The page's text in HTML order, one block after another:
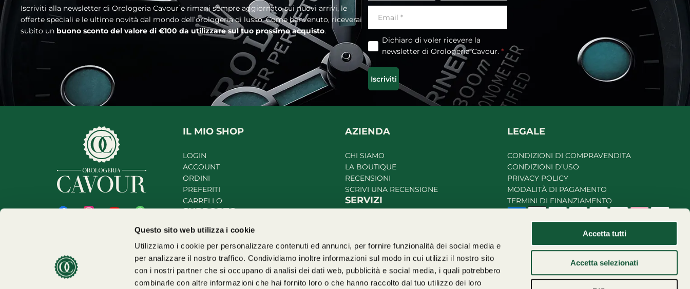
Questo sito web utilizza i cookie
Utilizziamo i cookie per personalizzare contenuti ed annunci, per fornire funzionalità dei social media e
per analizzare il nostro traffico. Condividiamo inoltre informazioni sul modo in cui utilizzi il nostro sito
con i nostri partner che si occupano di analisi dei dati web, pubblicità e social media, i quali potrebbero
combinarle con altre informazioni che hai fornito loro o che hanno raccolto dal tuo utilizzo dei loro
Accetta tutti
Accetta selezionati
Iscriviti alla newsletter di Orologeria Cavour e rimani sempre aggiornato sui nuovi arrivi, le
offerte speciali e le ultime novità dal mondo dell’orologeria di lusso. Come benvenuto, riceverai
subito un buono sconto del valore di €100 da utilizzare sul tuo prossimo acquisto.
Dichiaro di voler ricevere la
newsletter di Orologeria Cavour.*
Iscriviti
Orologeria Cavour S.r.l.
© 1989 – 2026 Tutti i diritti Riservati
IL MIO SHOP
LOGIN
ACCOUNT
ORDINI
PREFERITI
CARRELLO
SUPPORTO
CONTATTI
CHIAMACI
WHATSAPP
AZIENDA
CHI SIAMO
LA BOUTIQUE
RECENSIONI
SCRIVI UNA RECENSIONE
SERVIZI
GARANZIA
FINANZIAMENTI
LEGALE
CONDIZIONI DI COMPRAVENDITA
CONDIZIONI D’USO
PRIVACY POLICY
MODALITÀ DI PAGAMENTO
TERMINI DI FINANZIAMENTO